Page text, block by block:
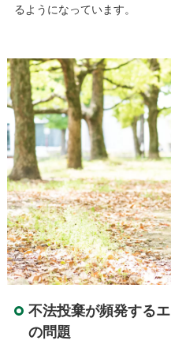
るようになっています。
不法投棄が頻発する
の問題